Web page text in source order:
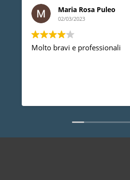
Maria Rosa Puleo
02/03/2023
Molto bravi e professionali